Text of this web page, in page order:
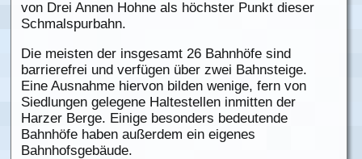
von Drei Annen Hohne als höchster Punkt dieser
Schmalspurbahn.
Die meisten der insgesamt 26 Bahnhöfe sind
barrierefrei und verfügen über zwei Bahnsteige.
Eine Ausnahme hiervon bilden wenige, fern von
Siedlungen gelegene Haltestellen inmitten der
Harzer Berge. Einige besonders bedeutende
Bahnhöfe haben außerdem ein eigenes
Bahnhofsgebäude.